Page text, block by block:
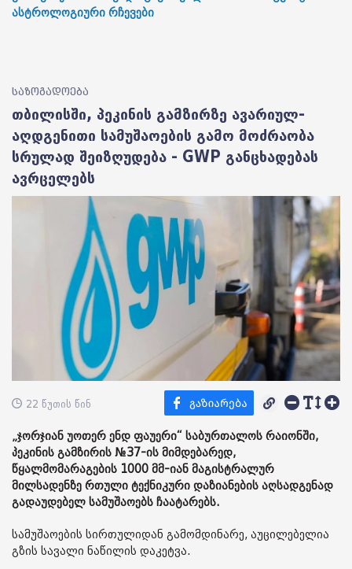
ასტროლოგიური რჩევები
საზოგადოება
თბილისში, პეკინის გამზირზე ავარიულ-
აღდგენითი სამუშაოების გამო მოძრაობა
სრულად შეიზღუდება - GWP განცხადებას
ავრცელებს
22 წუთის წინ
„ჯორჯიან უოთერ ენდ ფაუერი“ საბურთალოს რაიონში,
პეკინის გამზირის №37-ის მიმდებარედ,
წყალმომარაგების 1000 მმ-იან მაგისტრალურ
მილსადენზე რთული ტექნიკური დაზიანების აღსადგენად
გადაუდებელ სამუშაოებს ჩაატარებს.
სამუშაოების სირთულიდან გამომდინარე, აუცილებელია
გზის სავალი ნაწილის დაკეტვა.